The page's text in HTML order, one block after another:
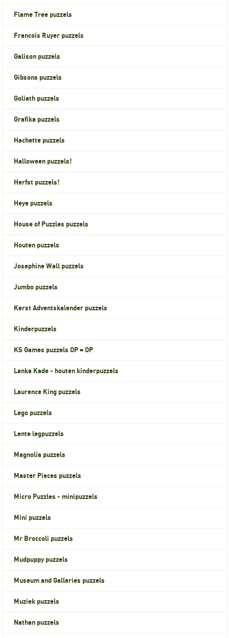
Flame Tree puzzels
Francois Ruyer puzzels
Galison puzzels
Gibsons puzzels
Goliath puzzels
Grafika puzzels
Hachette puzzels
Halloween puzzels!
Herfst puzzels!
Heye puzzels
House of Puzzles puzzels
Houten puzzels
Josephine Wall puzzels
Jumbo puzzels
Kerst Adventskalender puzzels
Kinderpuzzels
KS Games puzzels OP = OP
Lanka Kade - houten kinderpuzzels
Laurence King puzzels
Lego puzzels
Lente legpuzzels
Magnolia puzzels
Master Pieces puzzels
Micro Puzzles - minipuzzels
Mini puzzels
Mr Broccoli puzzels
Mudpuppy puzzels
Museum and Galleries puzzels
Muziek puzzels
Nathan puzzels